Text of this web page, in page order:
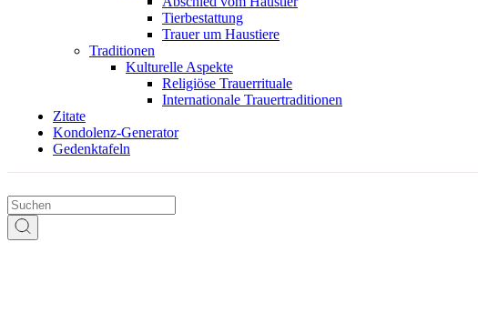
Tierbestattung
Trauer um Haustiere
Traditionen
Kulturelle Aspekte
Religiöse Trauerrituale
Internationale Trauertraditionen
Zitate
Kondolenz-Generator
Gedenktafeln